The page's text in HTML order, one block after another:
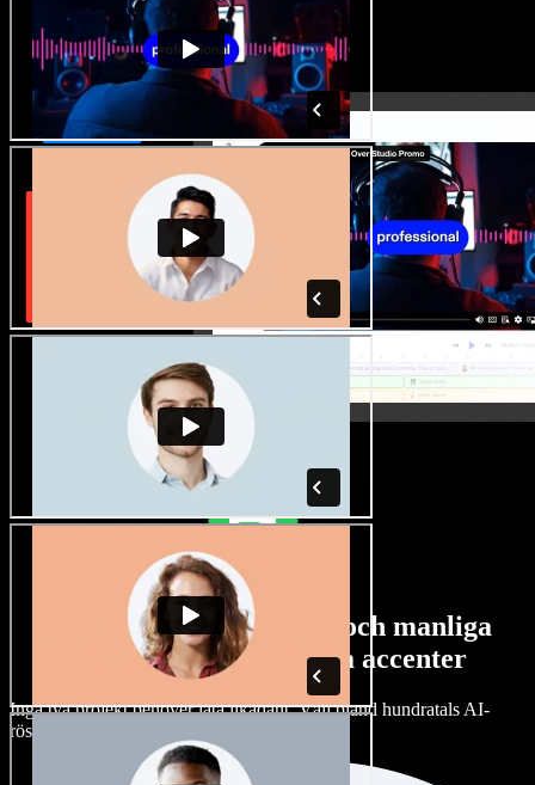
Stort urval av kvinnliga och manliga
röster med alla möjliga accenter
Inga två projekt behöver låta likadant. Välj bland hundratals AI-
röster och accenter och finjustera dem.